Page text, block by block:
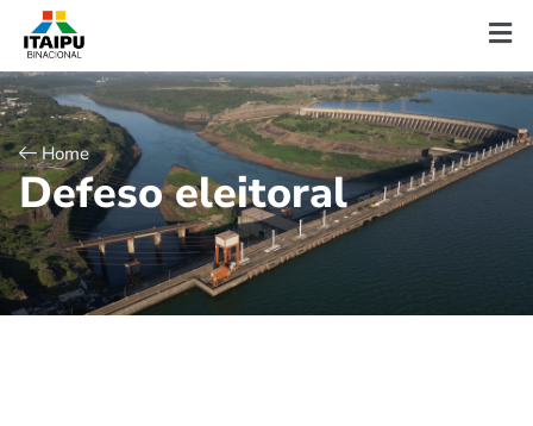
Home
Defeso eleitoral